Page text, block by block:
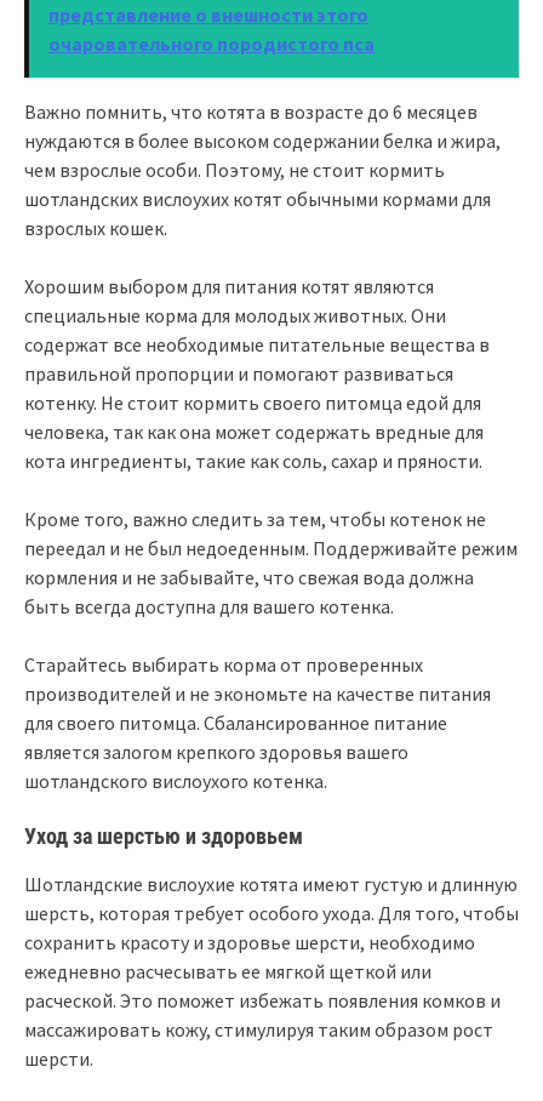
представление о внешности этого
очаровательного породистого пса
Важно помнить, что котята в возрасте до 6 месяцев
нуждаются в более высоком содержании белка и жира,
чем взрослые особи. Поэтому, не стоит кормить
шотландских вислоухих котят обычными кормами для
взрослых кошек.
Хорошим выбором для питания котят являются
специальные корма для молодых животных. Они
содержат все необходимые питательные вещества в
правильной пропорции и помогают развиваться
котенку. Не стоит кормить своего питомца едой для
человека, так как она может содержать вредные для
кота ингредиенты, такие как соль, сахар и пряности.
Кроме того, важно следить за тем, чтобы котенок не
переедал и не был недоеденным. Поддерживайте режим
кормления и не забывайте, что свежая вода должна
быть всегда доступна для вашего котенка.
Старайтесь выбирать корма от проверенных
производителей и не экономьте на качестве питания
для своего питомца. Сбалансированное питание
является залогом крепкого здоровья вашего
шотландского вислоухого котенка.
Уход за шерстью и здоровьем
Шотландские вислоухие котята имеют густую и длинную
шерсть, которая требует особого ухода. Для того, чтобы
сохранить красоту и здоровье шерсти, необходимо
ежедневно расчесывать ее мягкой щеткой или
расческой. Это поможет избежать появления комков и
массажировать кожу, стимулируя таким образом рост
шерсти.